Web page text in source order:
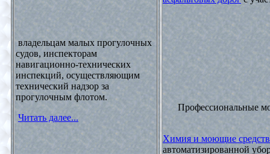
владельцам малых прогулочных
судов, инспекторам
навигационно-технических
инспекций, осуществляющим
технический надзор за
прогулочным флотом.
Читать далее...
Профессиональные
Химия и моющие
автоматизированной